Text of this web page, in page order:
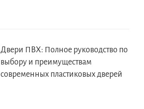
Двери ПВХ: Полное руководство по
выбору и преимуществам
современных пластиковых дверей